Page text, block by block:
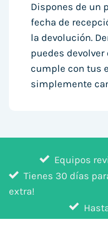
Dispones de un
fecha de
la devolución.
puedes
cumple con tus
simplemente
Equipos
Tienes 30 días
extra!